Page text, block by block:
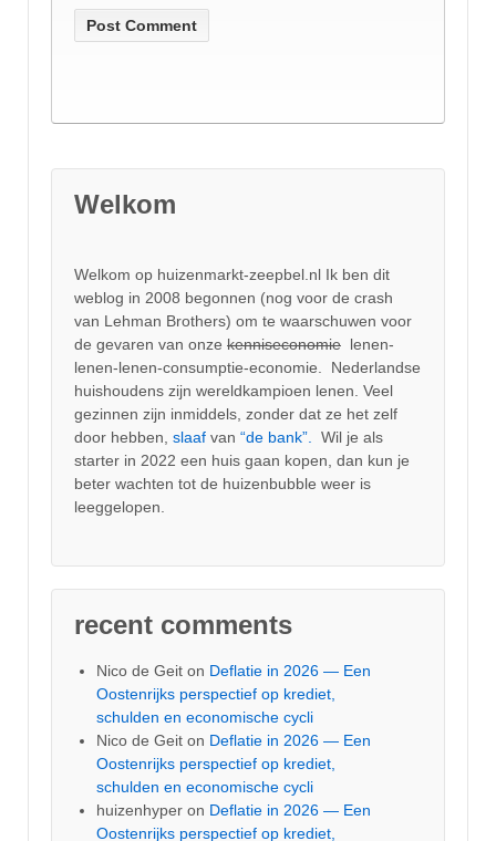
Welkom
Welkom op huizenmarkt-zeepbel.nl Ik ben dit
weblog in 2008 begonnen (nog voor de crash
van Lehman Brothers) om te waarschuwen voor
de gevaren van onze kenniseconomie lenen-
lenen-lenen-consumptie-economie. Nederlandse
huishoudens zijn wereldkampioen lenen. Veel
gezinnen zijn inmiddels, zonder dat ze het zelf
door hebben, slaaf van “de bank”.
Wil je als
starter in 2022 een huis gaan kopen, dan kun je
beter wachten tot de huizenbubble weer is
leeggelopen.
recent comments
Nico de Geit on Deflatie in 2026 — Een
Oostenrijks perspectief op krediet,
schulden en economische cycli
Nico de Geit on Deflatie in 2026 — Een
Oostenrijks perspectief op krediet,
schulden en economische cycli
huizenhyper on Deflatie in 2026 — Een
Oostenrijks perspectief op krediet,